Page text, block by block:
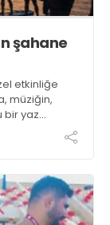
şahane
etkinliğe
müziğin,
bir yaz